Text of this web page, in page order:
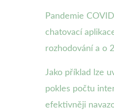
Pandemie
chatovací
rozhodování a o
Jako příklad lze
pokles počtu
efektivněji